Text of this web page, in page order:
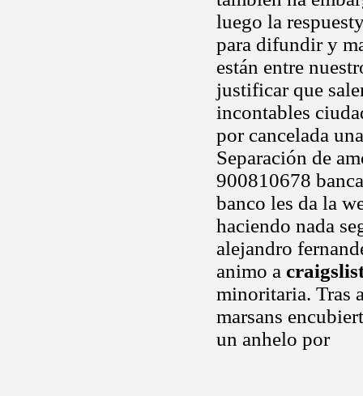
luego la
para difundir y
están entre
justificar que
incontables
por cancelada
Separación de
900810678
banco les da la
haciendo nada
alejandro
animo a
minoritaria. Tras
marsans
un anhelo por